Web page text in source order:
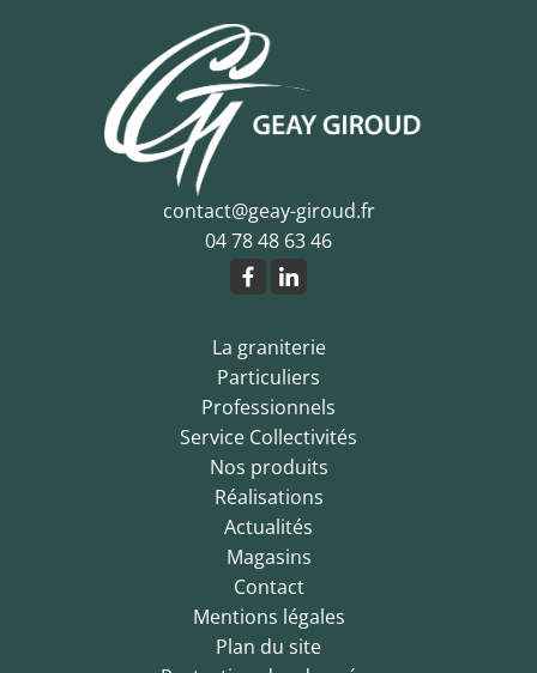
contact@geay-giroud.fr
04 78 48 63 46
La graniterie
Particuliers
Professionnels
Service Collectivités
Nos produits
Réalisations
Actualités
Magasins
Contact
Mentions légales
Plan du site